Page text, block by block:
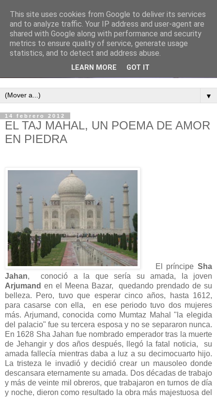
▼
14 febrero 2012
EL TAJ MAHAL, UN POEMA DE AMOR
EN PIEDRA
El príncipe Sha
Jahan, conoció a la que sería su amada, la joven
Arjumand en el Meena Bazar, quedando prendado de su
belleza. Pero, tuvo que esperar cinco años, hasta 1612,
para casarse con ella, en ese periodo tuvo dos mujeres
más. Arjumand, conocida como Mumtaz Mahal "la elegida
del palacio" fue su tercera esposa y no se separaron nunca.
En 1628 Sha Jahan fue nombrado emperador tras la muerte
de Jehangir y dos años después, llegó la fatal noticia, su
amada fallecía mientras daba a luz a su decimocuarto hijo.
La tristeza le invadió y decidió crear un mausoleo donde
descansara eternamente su amada. Dos décadas de trabajo
y más de veinte mil obreros, que trabajaron en turnos de día
y noche, dieron como resultado la obra más majestuosa del
This site uses cookies from Google to deliver its services
and to analyze traffic. Your IP address and user-agent are
shared with Google along with performance and security
metrics to ensure quality of service, generate usage
statistics, and to detect and address abuse.
LEARN MORE GOT IT